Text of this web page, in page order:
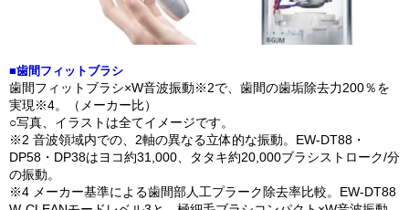
■歯間フィットブラシ
歯間フィットブラシ×W音波振動※2で、歯間の歯垢除去力200％を
実現※4。（メーカー比）
○写真、イラストは全てイメージです。
※2 音波領域内での、2軸の異なる立体的な振動。EW-DT88・
DP58・DP38はヨコ約31,000、タタキ約20,000ブラシストローク/分
の振動。
※4 メーカー基準による歯間部人工プラーク除去率比較。EW-DT88